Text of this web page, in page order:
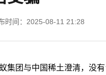
时间：2025-08-11 21:28
集团与中国稀土澄清，没